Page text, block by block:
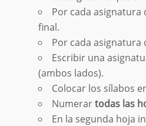
Por cada asignatura
final.
Por cada asignatura
Escribir una
(ambos lados).
Colocar los sílabos
Numerartodas las
En la segunda hoja